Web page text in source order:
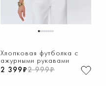
12345678
Хлопковая футболка с
ажурными рукавами
2 399₽2 999₽